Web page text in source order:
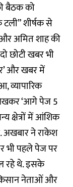
बैठक को
शीर्षक से
अमित शाह की
छोटी खबर भी
और खबर में
व्यापारिक
‘आगे पेज 5
क्षेत्रों में आंशिक
अखबार ने राकेश
भी पहले पेज पर
रहे थे. इसके
नेताओं और